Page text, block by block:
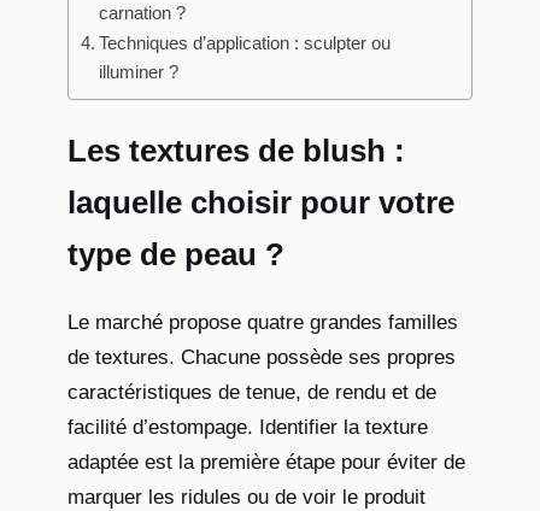
carnation ?
Techniques d’application : sculpter ou
illuminer ?
Les textures de blush :
laquelle choisir pour votre
type de peau ?
Le marché propose quatre grandes familles
de textures. Chacune possède ses propres
caractéristiques de tenue, de rendu et de
facilité d’estompage. Identifier la texture
adaptée est la première étape pour éviter de
marquer les ridules ou de voir le produit